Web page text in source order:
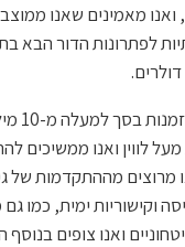
מאמינים שאנו
לפתרונות הדור הבא
לווין ואנו ממשיכים
מרוצים מההתקדמות של
וקישוריות ימית, כמו
ואנו צופים בנוסף